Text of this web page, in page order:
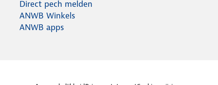
Direct pech melden
ANWB Winkels
ANWB apps